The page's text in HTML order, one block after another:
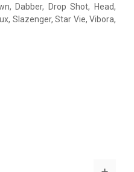
Dabber, Drop Shot, Head,
Slazenger, Star Vie, Vibora,